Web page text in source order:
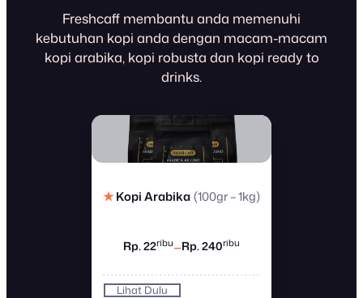
Freshcaff membantu anda memenuhi
kebutuhan kopi anda dengan macam-macam
kopi arabika, kopi robusta dan kopi ready to
drinks.
★Kopi Arabika(100gr – 1kg)
Rp. 22ribu–Rp. 240ribu
Lihat Dulu